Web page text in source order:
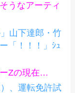
うなアーティ
山下達郎・竹
「！！！」ｼｭ
ーZの現在…
、運転免許試